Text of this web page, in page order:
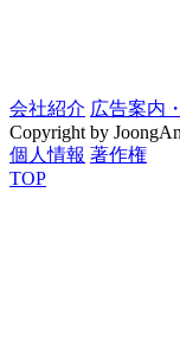
会社紹介 広告案内
Copyright by
個人情報 著作権
TOP